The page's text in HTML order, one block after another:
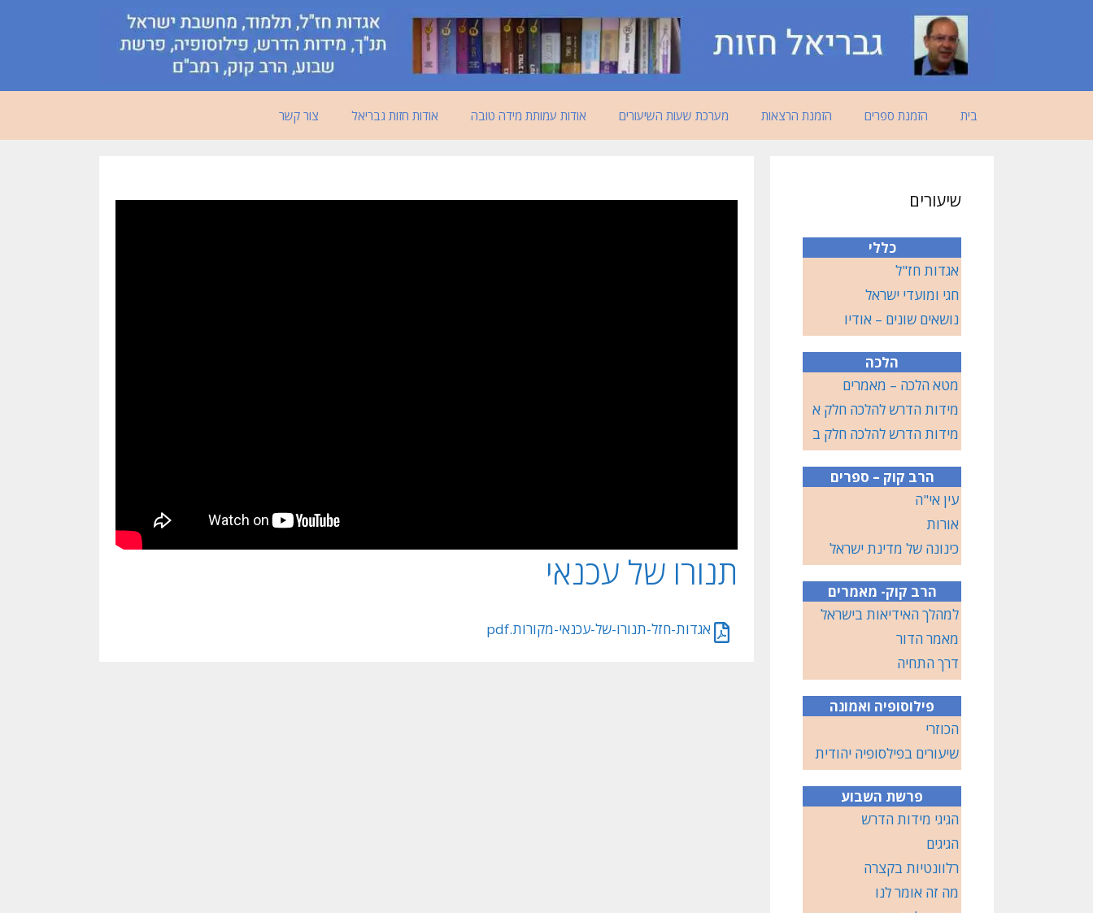
בית הזמנת ספרים הזמנת הרצאות מערכת שעות השיעורים אודות עמותת מידה טובה אודות חזות גבריאל צור קשר
תנורו של עכנאי
אגדות-חזל-תנורו-של-עכנאי-מקורות.pdf
שיעורים
כללי
אגדות חז"ל
חגי ומועדי ישראל
נושאים שונים – אודיו
הלכה
מטא הלכה – מאמרים
מידות הדרש להלכה חלק א
מידות הדרש להלכה חלק ב
הרב קוק – ספרים
עין אי"ה
אורות
כינונה של מדינת ישראל
הרב קוק- מאמרים
למהלך האידיאות בישראל
מאמר הדור
דרך התחיה
פילוסופיה ואמונה
הכוזרי
שיעורים בפילסופיה יהודית
פרשת השבוע
הגיגי מידות הדרש
הגיגים
רלוונטיות בקצרה
מה זה אומר לנו